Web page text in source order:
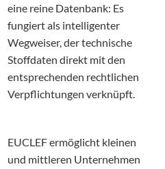
eine reine Datenbank: Es
fungiert als intelligenter
Wegweiser, der technische
Stoffdaten direkt mit den
entsprechenden rechtlichen
Verpflichtungen verknüpft.
EUCLEF ermöglicht kleinen
und mittleren Unternehmen